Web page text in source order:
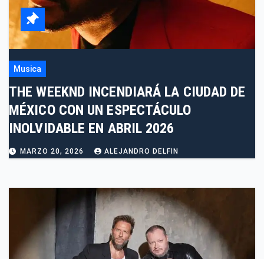
Musica
THE WEEKND INCENDIARÁ LA CIUDAD DE
MÉXICO CON UN ESPECTÁCULO
INOLVIDABLE EN ABRIL 2026
MARZO 20, 2026 ALEJANDRO DELFIN